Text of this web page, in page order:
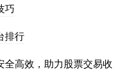
巧
排行
高效，助力股票交易收